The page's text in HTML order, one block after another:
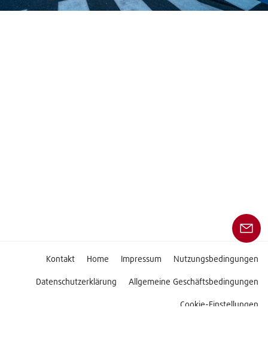
Kontakt Home Impressum Nutzungsbedingungen
Datenschutzerklärung Allgemeine Geschäftsbedingungen
Cookie-Einstellungen